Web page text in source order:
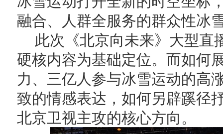
融合、人群全服务的群众性冰
此次《北京向未来》大型直
硬核内容为基础定位。而如何
力、三亿人参与冰雪运动的高
致的情感表达，如何另辟蹊径
北京卫视主攻的核心方向。